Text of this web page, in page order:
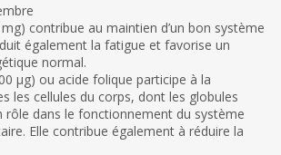
contribue au maintien d’un bon système
également la fatigue et favorise un
normal.
µg) ou acide folique participe à la
les cellules du corps, dont les globules
rôle dans le fonctionnement du système
Elle contribue également à réduire la